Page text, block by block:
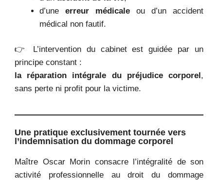
d’une erreur médicale ou d’un accident
médical non fautif.
👉 L’intervention du cabinet est guidée par un
principe constant :
la réparation intégrale du préjudice corporel,
sans perte ni profit pour la victime.
Une pratique exclusivement tournée vers
l’indemnisation du dommage corporel
Maître Oscar Morin consacre l’intégralité de son
activité professionnelle au droit du dommage